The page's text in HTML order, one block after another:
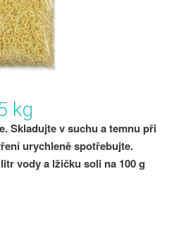
kg
Skladujte v suchu a temnu při
urychleně spotřebujte.
vody a lžičku soli na 100 g